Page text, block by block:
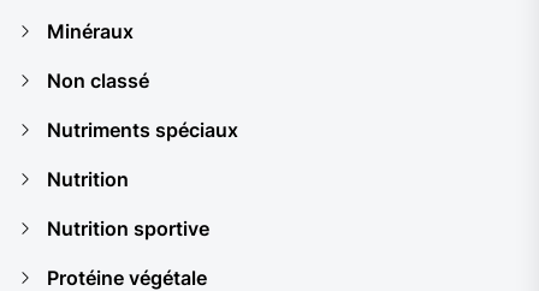
Minéraux
Non classé
Nutriments spéciaux
Nutrition
Nutrition sportive
Protéine végétale